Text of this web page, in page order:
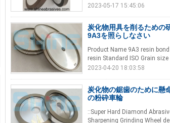
2023-05-17 15:45:06
炭化物用具を削るための
9A3を照らしなさい
Product Name 9A3 resin
resin Standard ISO Grain
2023-04-20 18:03:58
炭化物の鋸歯のために懸
の粉砕車輪
::Super Hard Diamond
Sharpening Grinding Wheel